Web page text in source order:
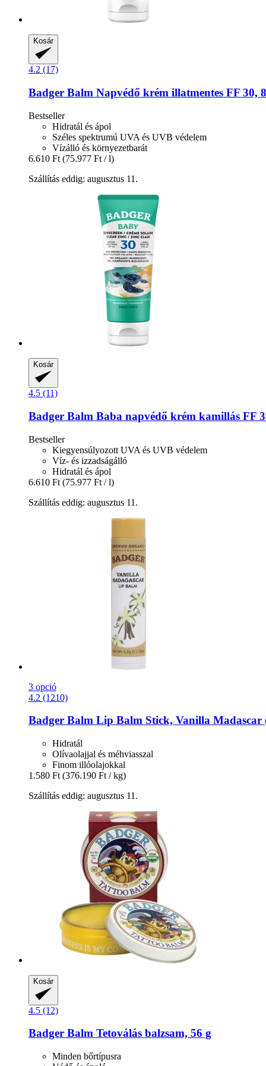
Kosár
4.2 (17)
Badger Balm Napvédő krém illatmentes FF 30,
Bestseller
Hidratál és ápol
Széles spektrumú UVA és UVB védelem
Vízálló és környezetbarát
6.610 Ft (75.977 Ft / l)
Szállítás eddig: augusztus 11.
Kosár
4.5 (11)
Badger Balm Baba napvédő krém kamillás FF
Bestseller
Kiegyensúlyozott UVA és UVB védelem
Víz- és izzadságálló
Hidratál és ápol
6.610 Ft (75.977 Ft / l)
Szállítás eddig: augusztus 11.
3 opció
4.2 (1210)
Badger Balm Lip Balm Stick, Vanilla Madascar
Hidratál
Olívaolajjal és méhviasszal
Finom illóolajokkal
1.580 Ft (376.190 Ft / kg)
Szállítás eddig: augusztus 11.
Kosár
4.5 (12)
Badger Balm Tetoválás balzsam, 56 g
Minden bőrtípusra